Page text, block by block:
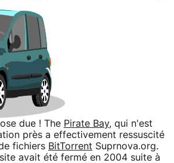
due ! The Pirate Bay, qui n'est
près a effectivement ressuscité
fichiers BitTorrent Suprnova.org.
avait été fermé en 2004 suite à